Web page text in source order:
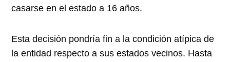
casarse en el estado a 16 años.
Esta decisión pondría fin a la condición atípica de
la entidad respecto a sus estados vecinos. Hasta